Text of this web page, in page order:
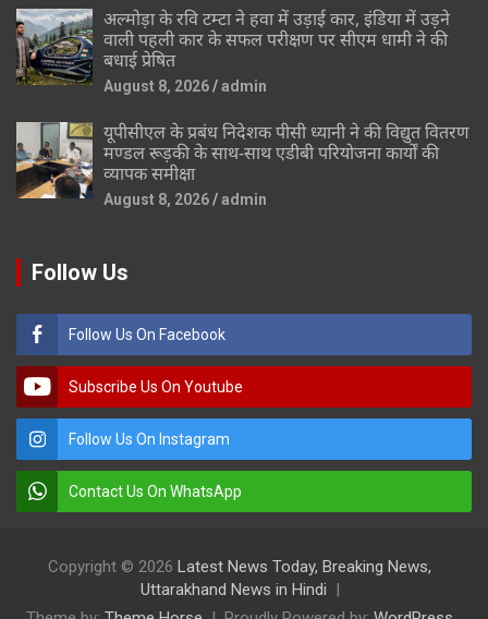
अल्मोड़ा के रवि टम्टा ने हवा में उड़ाई कार, इंडिया में उड़ने
वाली पहली कार के सफल परीक्षण पर सीएम धामी ने की
बधाई प्रेषित
August 8, 2026 admin
यूपीसीएल के प्रबंध निदेशक पीसी ध्यानी ने की विद्युत वितरण
मण्डल रूड़की के साथ-साथ एडीबी परियोजना कार्यों की
व्यापक समीक्षा
August 8, 2026 admin
Follow Us
Follow Us On Facebook
Subscribe Us On Youtube
Follow Us On Instagram
Contact Us On WhatsApp
Copyright © 2026 Latest News Today, Breaking News,
Uttarakhand News in Hindi